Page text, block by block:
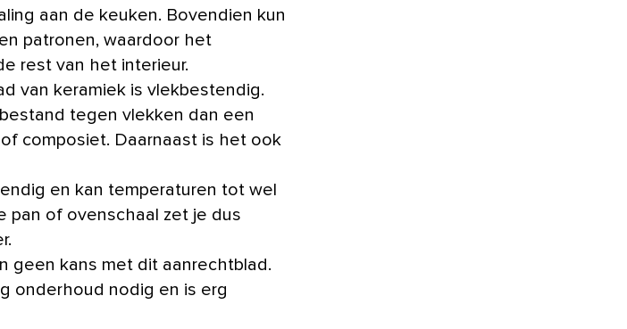
aan de keuken. Bovendien kun
patronen, waardoor het
rest van het interieur.
van keramiek is vlekbestendig.
tegen vlekken dan een
composiet. Daarnaast is het ook
en kan temperaturen tot wel
pan of ovenschaal zet je dus
geen kans met dit aanrechtblad.
onderhoud nodig en is erg